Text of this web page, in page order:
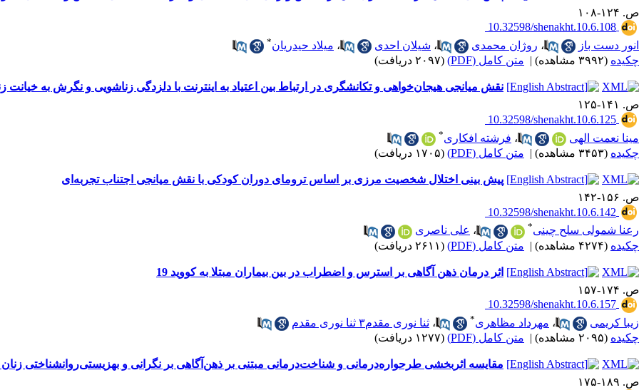
ص. ۱۲۴-۱۰۸
‎ 10.32598/shenakht.10.6.108
انور دست باز
، روژان محمدی ، شیلان احدی ، میلاد حیدریان*
چکیده (۳۹۹۲ مشاهده) | متن کامل (PDF) (۲۰۹۷ دریافت)
نقش میانجی هیجان‌خواهی و تکانشگری در ارتباط بین اعتیاد به اینترنت با دلزدگی زناشویی و نگرش به خیانت
ص. ۱۴۱-۱۲۵
‎ 10.32598/shenakht.10.6.125
مینا نعمت الهی
، فرشته افکاری*
چکیده (۳۴۵۳ مشاهده) | متن کامل (PDF) (۱۷۰۵ دریافت)
پیش بینی اختلال شخصیت مرزی بر اساس ترومای دوران کودکی با نقش میانجی اجتناب تجربه‌ای
ص. ۱۵۶-۱۴۲
‎ 10.32598/shenakht.10.6.142
رعنا شمولی سلح چینی* ، علی ناصری
چکیده (۴۲۷۴ مشاهده) | متن کامل (PDF) (۲۶۱۱ دریافت)
اثر درمان ذهن آگاهی بر استرس و اضطراب در بین بیماران مبتلا به کووید 19
ص. ۱۷۴-۱۵۷
‎ 10.32598/shenakht.10.6.157
زیبا کریمی
، مهرداد مظاهری* ، ثنا نوری مقدم۳ ثنا نوری مقدم
چکیده (۲۰۹۵ مشاهده) | متن کامل (PDF) (۱۲۷۷ دریافت)
مقایسه اثربخشی طرحواره‌درمانی و شناخت‌درمانی‌ مبتنی ‌بر ‌ذهن‌آگاهی بر نگرانی و بهزیستی‌روانشناختی زنان
ص. ۱۸۹-۱۷۵